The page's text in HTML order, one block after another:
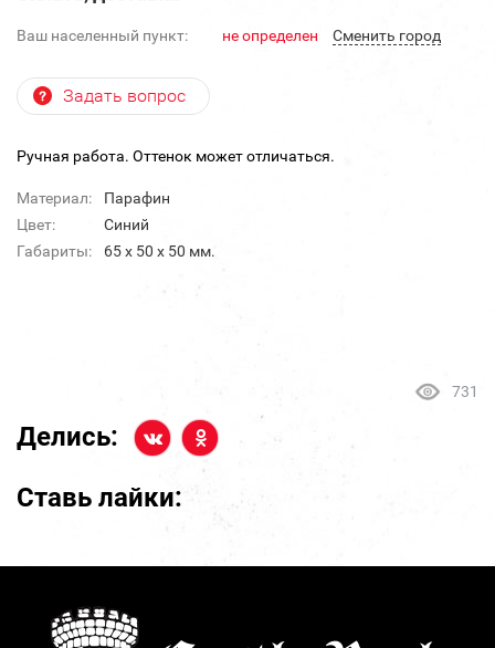
Ваш населенный пункт: не определен Cменить город
Задать вопрос
Ручная работа. Оттенок может отличаться.
Материал:
Парафин
Цвет:
Синий
Габариты:
65 x 50 x 50 мм.
731
Делись:
Ставь лайки: